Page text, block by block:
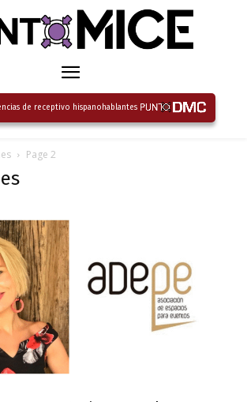
de receptivo hispanohablantes
Page 2